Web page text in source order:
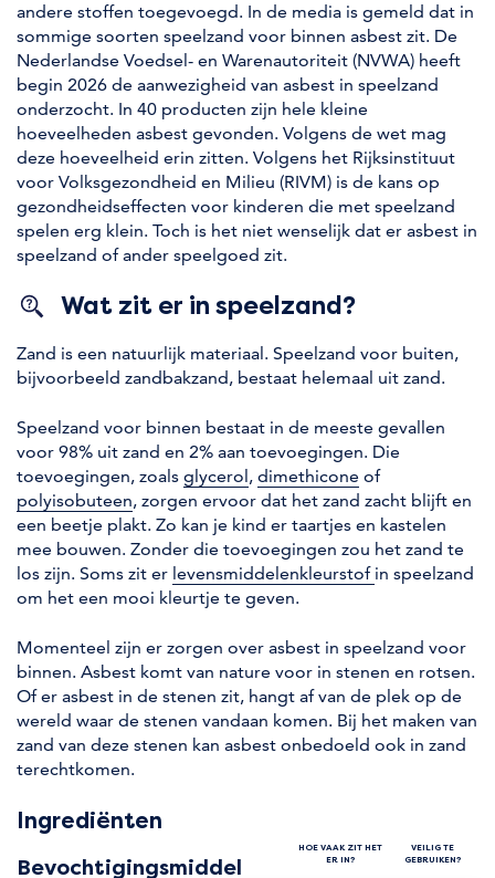
andere stoffen toegevoegd. In de media is gemeld dat in
sommige soorten speelzand voor binnen asbest zit. De
Nederlandse Voedsel- en Warenautoriteit (NVWA) heeft
begin 2026 de aanwezigheid van asbest in speelzand
onderzocht. In 40 producten zijn hele kleine
hoeveelheden asbest gevonden. Volgens de wet mag
deze hoeveelheid erin zitten. Volgens het Rijksinstituut
voor Volksgezondheid en Milieu (RIVM) is de kans op
gezondheidseffecten voor kinderen die met speelzand
spelen erg klein. Toch is het niet wenselijk dat er asbest in
speelzand of ander speelgoed zit.
Wat zit er in speelzand?
Zand is een natuurlijk materiaal. Speelzand voor buiten,
bijvoorbeeld zandbakzand, bestaat helemaal uit zand.
Speelzand voor binnen bestaat in de meeste gevallen
voor 98% uit zand en 2% aan toevoegingen. Die
toevoegingen, zoals glycerol, dimethicone of
polyisobuteen, zorgen ervoor dat het zand zacht blijft en
een beetje plakt. Zo kan je kind er taartjes en kastelen
mee bouwen. Zonder die toevoegingen zou het zand te
los zijn. Soms zit er levensmiddelenkleurstof in speelzand
om het een mooi kleurtje te geven.
Momenteel zijn er zorgen over asbest in speelzand voor
binnen. Asbest komt van nature voor in stenen en rotsen.
Of er asbest in de stenen zit, hangt af van de plek op de
wereld waar de stenen vandaan komen. Bij het maken van
zand van deze stenen kan asbest onbedoeld ook in zand
terechtkomen.
Ingrediënten
HOE VAAK ZIT HET
ER IN?
VEILIG TE
GEBRUIKEN?
Bevochtigingsmiddel